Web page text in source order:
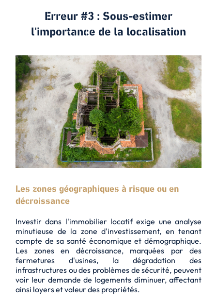
Erreur #3 : Sous-estimer
l'importance de la localisation
Les zones géographiques à risque ou en
décroissance
Investir dans l'immobilier locatif exige une analyse
minutieuse de la zone d'investissement, en tenant
compte de sa santé économique et démographique.
Les zones en décroissance, marquées par des
fermetures d'usines, la dégradation des
infrastructures ou des problèmes de sécurité, peuvent
voir leur demande de logements diminuer, affectant
ainsi loyers et valeur des propriétés.